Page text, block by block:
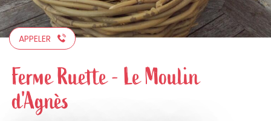
APPELER
Ferme Ruette - Le Moulin
d'Agnès